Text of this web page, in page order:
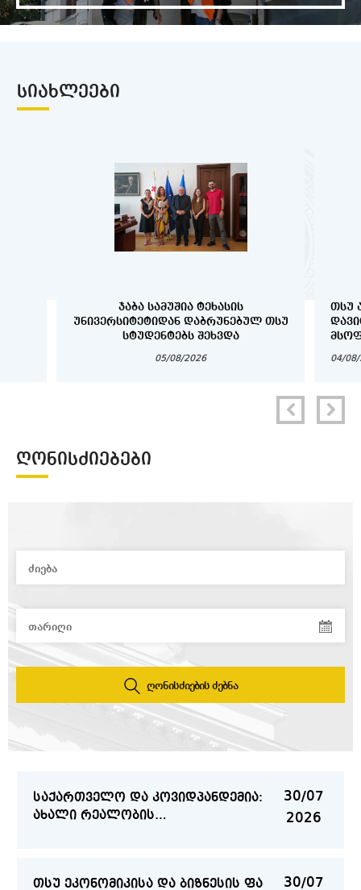
ᲡᲘᲐᲮᲚᲔᲔᲑᲘ
ᲯᲐᲑᲐ ᲡᲐᲛᲣᲨᲘᲐ ᲢᲔᲮᲐᲡᲘᲡ
ᲣᲜᲘᲕᲔᲠᲡᲘᲢᲔᲢᲘᲓᲐᲜ ᲓᲐᲑᲠᲣᲜᲔᲑᲣᲚ ᲗᲡᲣ
ᲡᲢᲣᲓᲔᲜᲢᲔᲑᲡ ᲨᲔᲮᲕᲓᲐ
05/08/2026
ᲗᲡᲣ
04/
ᲦᲝᲜᲘᲡᲫᲘᲔᲑᲔᲑᲘ
ღონისძიების ძებნა
სოციოლინგვისტიკის შესახებ
სტუდენტური მინისიმპოზიუმი
გამოყენებითი მათემატიკისა და
ფიზიკის აქტუალურ საკითხებზე
15/07
2026
UNIDROIT-ის წარმომადგენლების
საჯარო ლექცია თსუ-ში
საქართველო და კოვიდპანდემია:
ახალი რეალობის
30/07
2026
თსუ ეკონომიკისა და ბიზნესის ფაკულტეტზე
30/07